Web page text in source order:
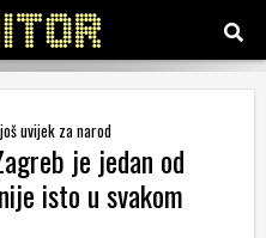
uvijek za narod
je jedan od
isto u svakom